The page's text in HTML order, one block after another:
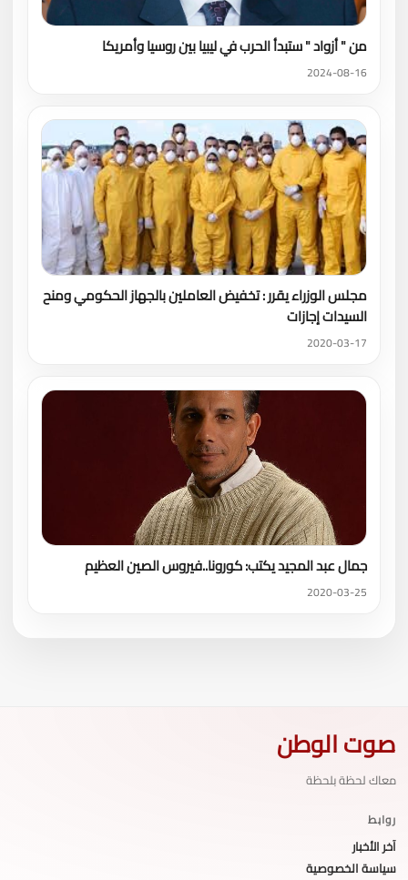
من " أزواد " ستبدأ الحرب في ليبيا بين روسيا وأمريكا
2024-08-16
مجلس الوزراء يقرر : تخفيض العاملين بالجهاز الحكومي ومنح
السيدات إجازات
2020-03-17
جمال عبد المجيد يكتب: كورونا..فيروس الصين العظيم
2020-03-25
صوت الوطن
معاك لحظة بلحظة
روابط
آخر الأخبار
سياسة الخصوصية